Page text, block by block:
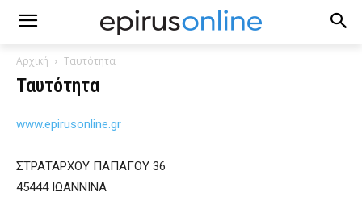
Αρχική Ταυτότητα
Ταυτότητα
www.epirusonline.gr
ΣΤΡΑΤΑΡΧΟΥ ΠΑΠΑΓΟΥ 36
45444 ΙΩΑΝΝΙΝΑ